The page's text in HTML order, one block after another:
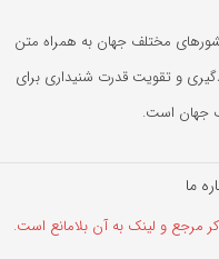
مختلف جهان به همراه متن
و تقویت قدرت شنیداری برای
جهان است.
ما
مرجع و لینک به آن بلامانع است.